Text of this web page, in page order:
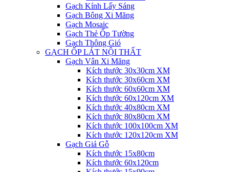
Gạch Kính Lấy Sáng
Gạch Bông Xi Măng
Gạch Mosaic
Gạch Thẻ Ốp Tường
Gạch Thông Gió
GẠCH ỐP LÁT NỘI THẤT
Gạch Vân Xi Măng
Kích thước 30x30cm XM
Kích thước 30x60cm XM
Kích thước 60x60cm XM
Kích thước 60x120cm XM
Kích thước 40x80cm XM
Kích thước 80x80cm XM
Kích thước 100x100cm XM
Kích thước 120x120cm XM
Gạch Giả Gỗ
Kích thước 15x80cm
Kích thước 60x120cm